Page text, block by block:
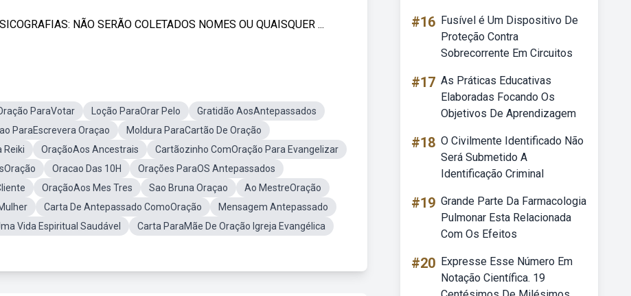
NÃO SERÃO COLETADOS NOMES OU QUAISQUER ...
ParaVotar Loção ParaOrar Pelo
Gratidão AosAntepassados
ParaEscrevera Oraçao
Moldura ParaCartão De Oração
Reiki OraçãoAos Ancestrais
Cartãozinho ComOração Para Evangelizar
Oracao Das 10H
Orações ParaOS Antepassados
OraçãoAos Mes Tres Sao Bruna Oraçao
Ao MestreOração
Carta De Antepassado ComoOração
Mensagem Antepassado
Vida Espiritual Saudável
Carta ParaMãe De Oração Igreja Evangélica
#16 Fusível é Um Dispositivo De
Proteção Contra
Sobrecorrente Em Circuitos
#17 As Práticas Educativas
Elaboradas Focando Os
Objetivos De Aprendizagem
#18 O Civilmente Identificado Não
Será Submetido A
Identificação Criminal
#19 Grande Parte Da Farmacologia
Pulmonar Esta Relacionada
Com Os Efeitos
#20 Expresse Esse Número Em
Notação Científica. 19